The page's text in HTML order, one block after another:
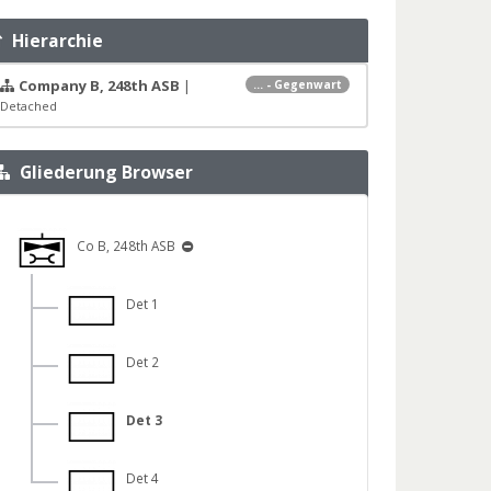
Hierarchie
... - Gegenwart
Company B, 248th ASB |
Detached
Gliederung Browser
Co B, 248th ASB
Det 1
Det 2
Det 3
Det 4